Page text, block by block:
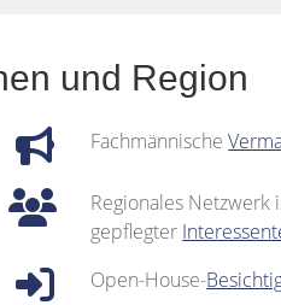
und Region
Fachmännische
Regionales Netzwerk
gepflegter
Open-House-